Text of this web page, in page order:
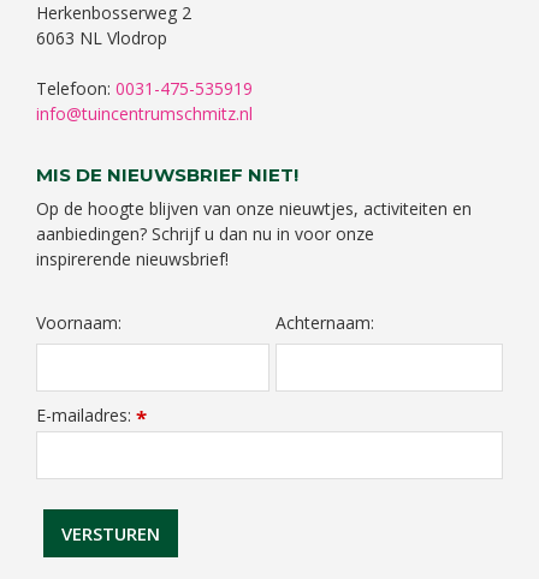
Herkenbosserweg 2
6063 NL Vlodrop
Telefoon: 0031-475-535919
info@tuincentrumschmitz.nl
MIS DE NIEUWSBRIEF NIET!
Op de hoogte blijven van onze nieuwtjes, activiteiten en
aanbiedingen? Schrijf u dan nu in voor onze
inspirerende nieuwsbrief!
Voornaam: Achternaam:
E-mailadres: *